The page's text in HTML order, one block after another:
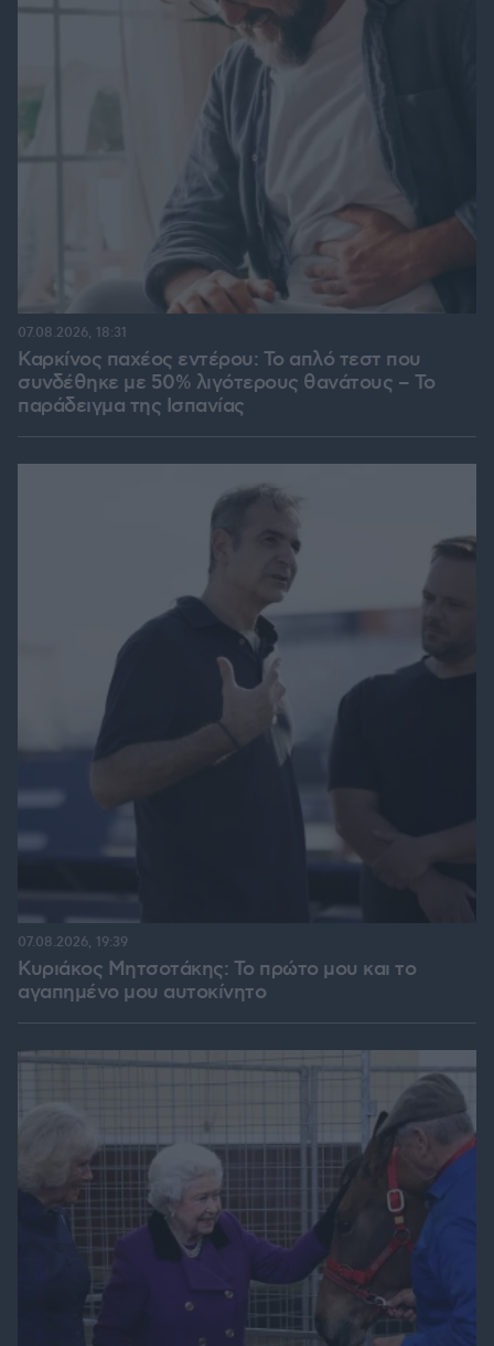
Καρκίνος παχέος εντέρου: Το απλό τεστ που
συνδέθηκε με 50% λιγότερους θανάτους – Το
παράδειγμα της Ισπανίας
07.08.2026, 18:31
Κυριάκος Μητσοτάκης: Το πρώτο μου και το
αγαπημένο μου αυτοκίνητο
07.08.2026, 19:39